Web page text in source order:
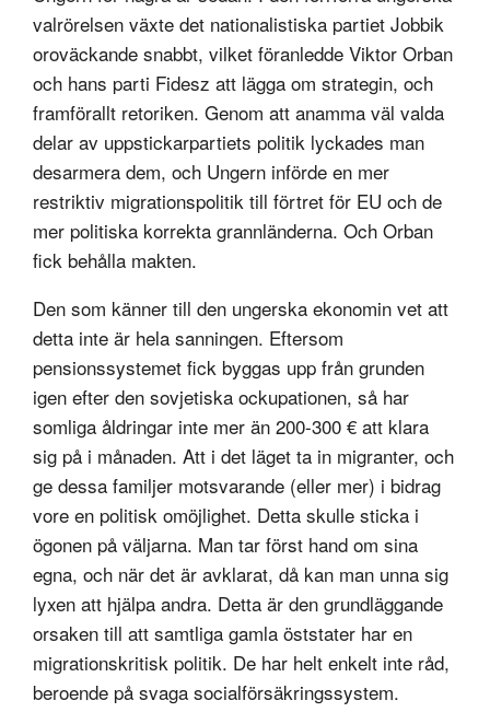
valrörelsen växte det nationalistiska partiet Jobbik
oroväckande snabbt, vilket föranledde Viktor Orban
och hans parti Fidesz att lägga om strategin, och
framförallt retoriken. Genom att anamma väl valda
delar av uppstickarpartiets politik lyckades man
desarmera dem, och Ungern införde en mer
restriktiv migrationspolitik till förtret för EU och de
mer politiska korrekta grannländerna. Och Orban
fick behålla makten.
Den som känner till den ungerska ekonomin vet att
detta inte är hela sanningen. Eftersom
pensionssystemet fick byggas upp från grunden
igen efter den sovjetiska ockupationen, så har
somliga åldringar inte mer än 200-300 € att klara
sig på i månaden. Att i det läget ta in migranter, och
ge dessa familjer motsvarande (eller mer) i bidrag
vore en politisk omöjlighet. Detta skulle sticka i
ögonen på väljarna. Man tar först hand om sina
egna, och när det är avklarat, då kan man unna sig
lyxen att hjälpa andra. Detta är den grundläggande
orsaken till att samtliga gamla öststater har en
migrationskritisk politik. De har helt enkelt inte råd,
beroende på svaga socialförsäkringssystem.